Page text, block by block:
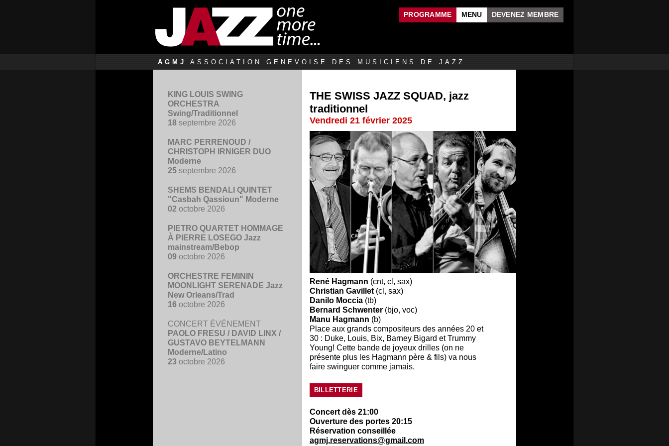
Jump to navigation
AGMJ ASSOCIATION GENEVOISE DES MUSICIENS DE JAZZ
PROGRAMME MENU DEVENEZ MEMBRE
THE SWISS JAZZ SQUAD, jazz
traditionnel
Vendredi 21 février 2025
René Hagmann (cnt, cl, sax)
Christian Gavillet (cl, sax)
Danilo Moccia (tb)
Bernard Schwenter (bjo, voc)
Manu Hagmann (b)
Place aux grands compositeurs des années 20 et
30 : Duke, Louis, Bix, Barney Bigard et Trummy
Young! Cette bande de joyeux drilles (on ne
présente plus les Hagmann père & fils) va nous
faire swinguer comme jamais.
BILLETTERIE
Concert dès 21:00
Ouverture des portes 20:15
Réservation conseillée
agmj.reservations@gmail.com
KING LOUIS SWING
ORCHESTRA
Swing/Traditionnel
18 septembre 2026
MARC PERRENOUD /
CHRISTOPH IRNIGER DUO
Moderne
25 septembre 2026
SHEMS BENDALI QUINTET
"Casbah Qassioun" Moderne
02 octobre 2026
PIETRO QUARTET HOMMAGE
À PIERRE LOSEGO Jazz
mainstream/Bebop
09 octobre 2026
ORCHESTRE FEMININ
MOONLIGHT SERENADE Jazz
New Orleans/Trad
16 octobre 2026
CONCERT ÉVÉNEMENT
PAOLO FRESU / DAVID LINX /
GUSTAVO BEYTELMANN
Moderne/Latino
23 octobre 2026